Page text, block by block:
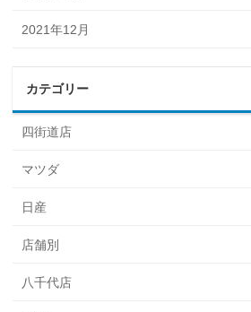
2021年12月
カテゴリー
四街道店
マツダ
日産
店舗別
八千代店